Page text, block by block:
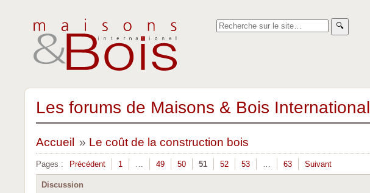
🔍︎
Les forums de Maisons & Bois International
Accueil » Le coût de la construction bois
Pages : Précédent 1 … 49 50 51 52 53 … 63 Suivant
Discussion